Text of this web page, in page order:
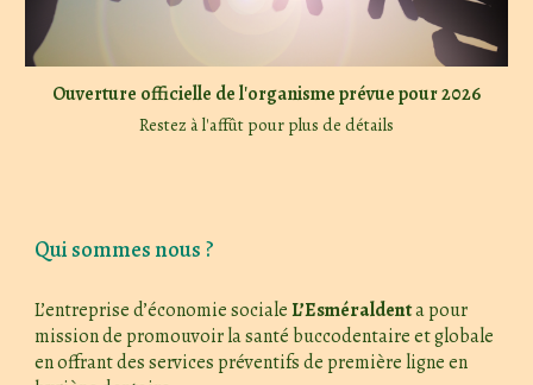
Ouverture officielle de l'organisme prévue pour 2026
Restez à l'affût pour plus de détails
Qui sommes nous ?
L’entreprise d’économie socialeL’Esméraldenta pour
mission de promouvoir la santé buccodentaire et globale
en offrant des services préventifs de première ligne en